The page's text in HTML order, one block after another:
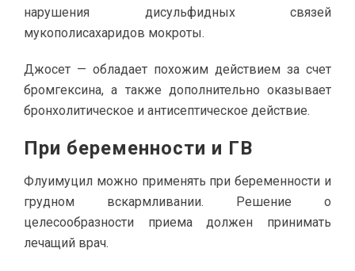
нарушения дисульфидных связей
мукополисахаридов мокроты.
Джосет — обладает похожим действием за счет
бромгексина, а также дополнительно оказывает
бронхолитическое и антисептическое действие.
При беременности и ГВ
Флуимуцил можно применять при беременности и
грудном вскармливании. Решение о
целесообразности приема должен принимать
лечащий врач.